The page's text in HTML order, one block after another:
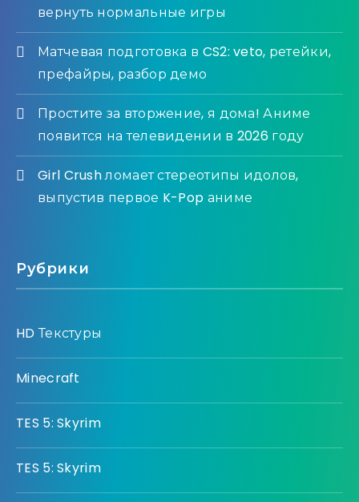
вернуть нормальные игры
Матчевая подготовка в CS2: veto, ретейки,
префайры, разбор демо
Простите за вторжение, я дома! Аниме
появится на телевидении в 2026 году
Girl Crush ломает стереотипы идолов,
выпустив первое K-Pop аниме
Рубрики
HD Текстуры
Minecraft
TES 5: Skyrim
TES 5: Skyrim